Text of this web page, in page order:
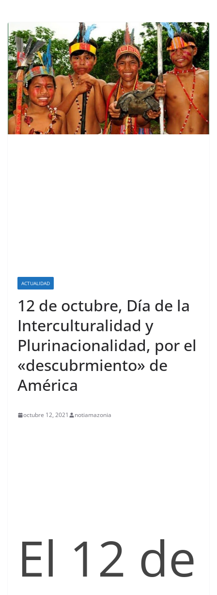
ACTUALIDAD
12 de octubre, Día de la
Interculturalidad y
Plurinacionalidad, por el
«descubrmiento» de
América
octubre 12, 2021 notiamazonia
El 12 de